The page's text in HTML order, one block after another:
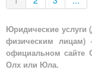
Юридические
физическим
официальном сайте
Олх или Юла.